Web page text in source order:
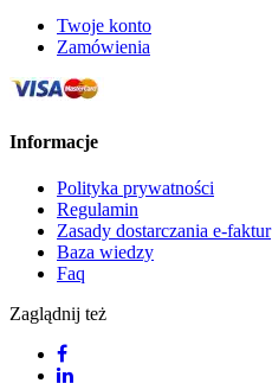
Twoje konto
Zamówienia
Informacje
Polityka prywatności
Regulamin
Zasady dostarczania e-faktur
Baza wiedzy
Faq
Zaglądnij też